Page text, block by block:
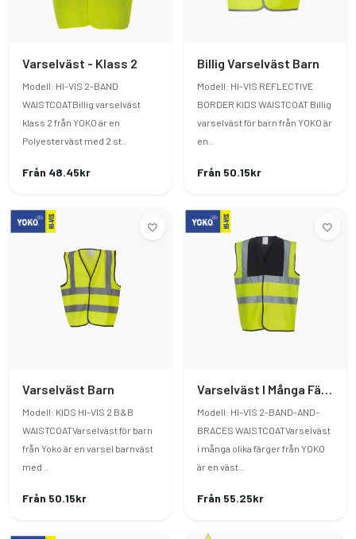
Varselväst - Klass 2
Modell: HI-VIS 2-BAND
WAISTCOATBillig varselväst
klass 2 från YOKO är en
Polyesterväst med 2 st..
Från 48.45kr
Billig Varselväst Barn
Modell: HI-VIS REFLECTIVE
BORDER KIDS WAISTCOAT Billig
varselväst för barn från YOKO är
en..
Från 50.15kr
Varselväst Barn
Modell: KIDS HI-VIS 2 B&B
WAISTCOATVarselväst för barn
från Yoko är en varsel barnväst
med ..
Från 50.15kr
Varselväst I Många Färger
Modell: HI-VIS 2-BAND-AND-
BRACES WAISTCOATVarselväst
i många olika färger från YOKO
är en väst ..
Från 55.25kr